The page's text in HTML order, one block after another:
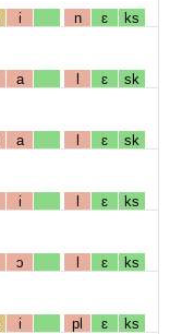
i n ɛ ks
a l ɛ sk
a l ɛ sk
i l ɛ ks
ɔ l ɛ ks
i pl ɛ ks